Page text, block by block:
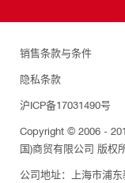
销售条款与条件
隐私条款
沪ICP备17031490号
Copyright © 2006 -
国)商贸有限公司 版权
公司地址：上海市浦